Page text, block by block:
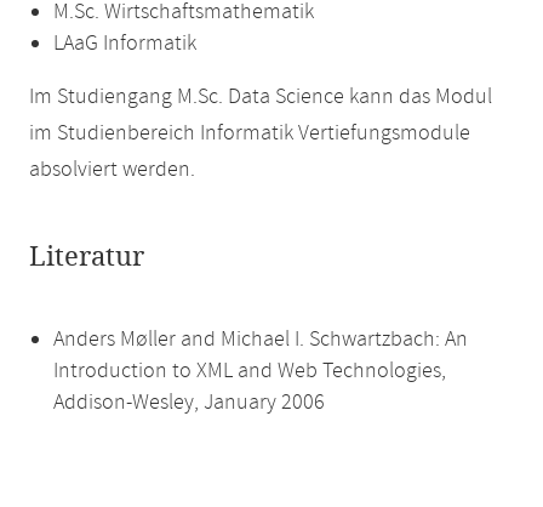
M.Sc. Wirtschaftsmathematik
LAaG Informatik
Im Studiengang M.Sc. Data Science kann das Modul
im Studienbereich Informatik Vertiefungsmodule
absolviert werden.
Literatur
Anders Møller and Michael I. Schwartzbach: An
Introduction to XML and Web Technologies,
Addison-Wesley, January 2006